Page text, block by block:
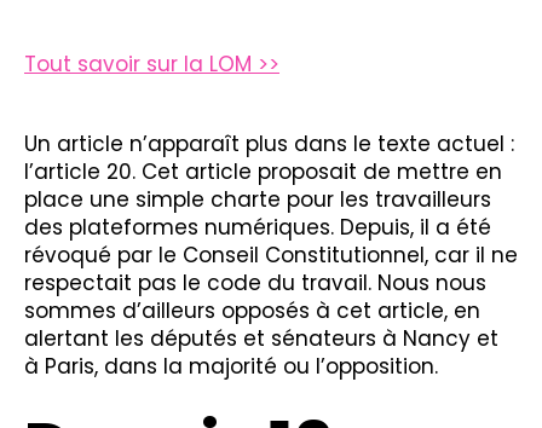
Tout savoir sur la LOM >>
Un article n’apparaît plus dans le texte actuel :
l’article 20. Cet article proposait de mettre en
place une simple charte pour les travailleurs
des plateformes numériques. Depuis, il a été
révoqué par le Conseil Constitutionnel, car il ne
respectait pas le code du travail. Nous nous
sommes d’ailleurs opposés à cet article, en
alertant les députés et sénateurs à Nancy et
à Paris, dans la majorité ou l’opposition.